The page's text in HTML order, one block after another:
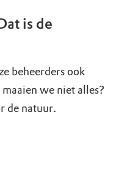
is de
beheerders ook
we niet alles?
de natuur.